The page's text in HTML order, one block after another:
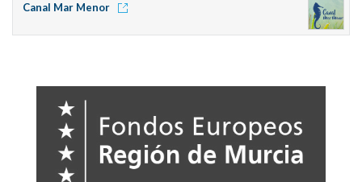
Canal Mar Menor